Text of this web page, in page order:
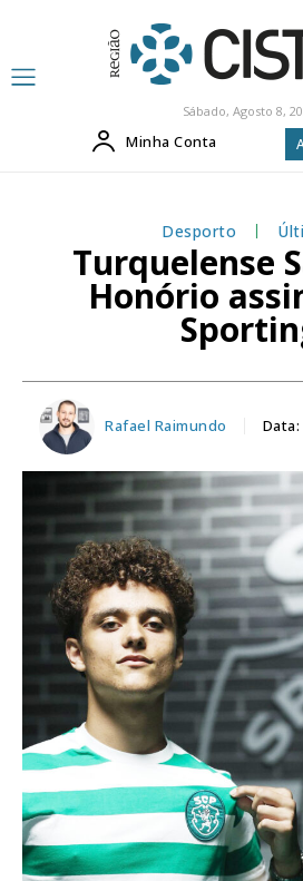
Sábado, Agosto 8,
Minha Conta
Desporto
Turquelense
Honório
Rafael Raimundo Data: